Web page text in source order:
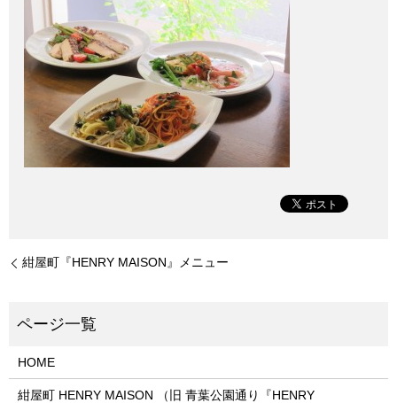
紺屋町『HENRY MAISON』メニュー
HOME
紺屋町 HENRY MAISON （旧 青葉公園通り『HENRY